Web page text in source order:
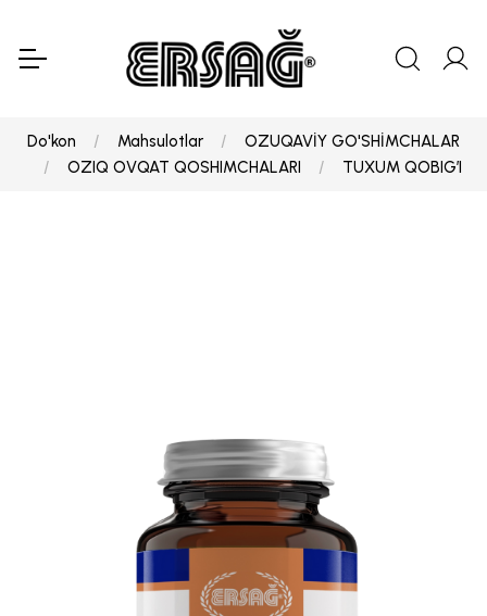
Do'kon Mahsulotlar
OZUQAVİY GO'SHİMCHALAR
OZIQ OVQAT QOSHIMCHALARI
TUXUM QOBIG’I